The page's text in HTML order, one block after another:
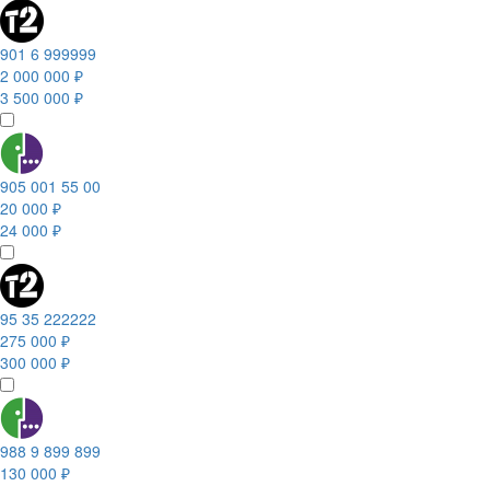
901 6 999999
2 000 000 ₽
3 500 000 ₽
905 001 55 00
20 000 ₽
24 000 ₽
95 35 222222
275 000 ₽
300 000 ₽
988 9 899 899
130 000 ₽